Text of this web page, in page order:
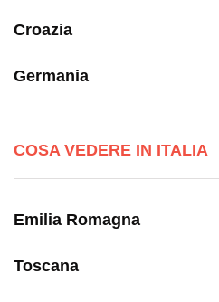
Croazia
Germania
COSA VEDERE IN ITALIA
Emilia Romagna
Toscana